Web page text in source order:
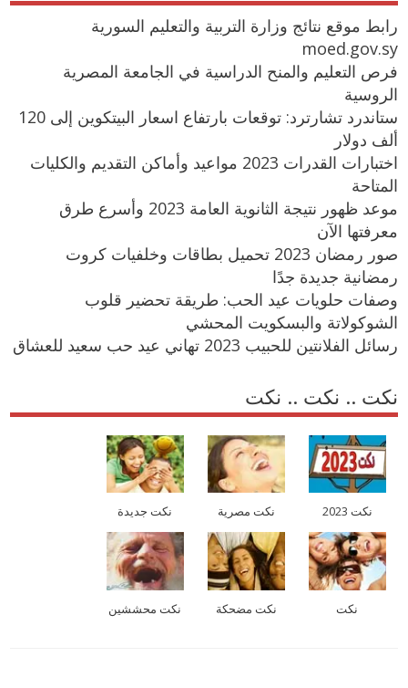
رابط موقع نتائج وزارة التربية والتعليم السورية
moed.gov.sy
فرص التعليم والمنح الدراسية في الجامعة المصرية
الروسية
ستاندرد تشارترد: توقعات بارتفاع اسعار البيتكوين إلى 120
ألف دولار
اختبارات القدرات 2023 مواعيد وأماكن التقديم والكليات
المتاحة
موعد ظهور نتيجة الثانوية العامة 2023 وأسرع طرق
معرفتها الآن
صور رمضان 2023 تحميل بطاقات وخلفيات كروت
رمضانية جديدة جدًا
وصفات حلويات عيد الحب: طريقة تحضير قلوب
الشوكولاتة والبسكويت المحشي
رسائل الفلانتين للحبيب 2023 تهاني عيد حب سعيد للعشاق
نكت .. نكت .. نكت
نكت 2023 نكت مصرية نكت جديدة
نكت نكت مضحكة نكت محششين